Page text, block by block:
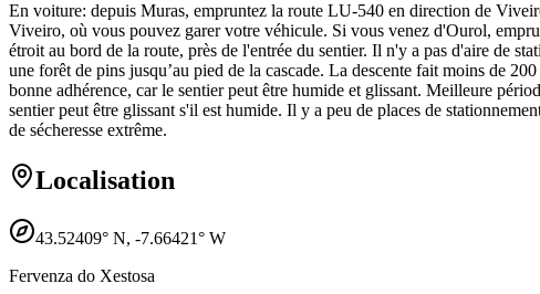
En voiture: depuis Muras, empruntez la route LU-540 en direction de
Viveiro, où vous pouvez garer votre véhicule. Si vous venez d'Ourol,
étroit au bord de la route, près de l'entrée du sentier. Il n'y a pas d'aire de
une forêt de pins jusqu’au pied de la cascade. La descente fait moins de
bonne adhérence, car le sentier peut être humide et glissant. Meilleure
sentier peut être glissant s'il est humide. Il y a peu de places de
de sécheresse extrême.
Localisation
43.52409° N, -7.66421° W
Fervenza do Xestosa